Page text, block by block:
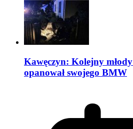
Kawęczyn: Kolejny
opanował swojego BMW